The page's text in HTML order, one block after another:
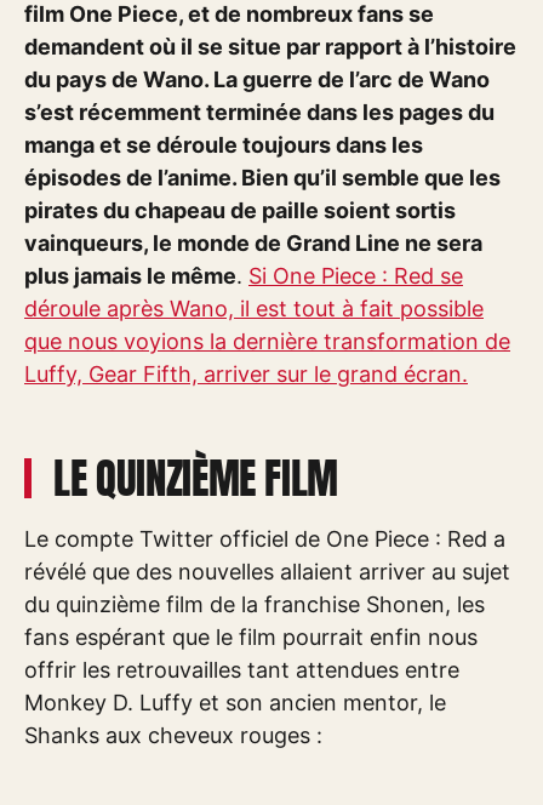
film One Piece, et de nombreux fans se
demandent où il se situe par rapport à l’histoire
du pays de Wano. La guerre de l’arc de Wano
s’est récemment terminée dans les pages du
manga et se déroule toujours dans les
épisodes de l’anime. Bien qu’il semble que les
pirates du chapeau de paille soient sortis
vainqueurs, le monde de Grand Line ne sera
plus jamais le même. Si One Piece : Red se
déroule après Wano, il est tout à fait possible
que nous voyions la dernière transformation de
Luffy, Gear Fifth, arriver sur le grand écran.
LE QUINZIÈME FILM
Le compte Twitter officiel de One Piece : Red a
révélé que des nouvelles allaient arriver au sujet
du quinzième film de la franchise Shonen, les
fans espérant que le film pourrait enfin nous
offrir les retrouvailles tant attendues entre
Monkey D. Luffy et son ancien mentor, le
Shanks aux cheveux rouges :